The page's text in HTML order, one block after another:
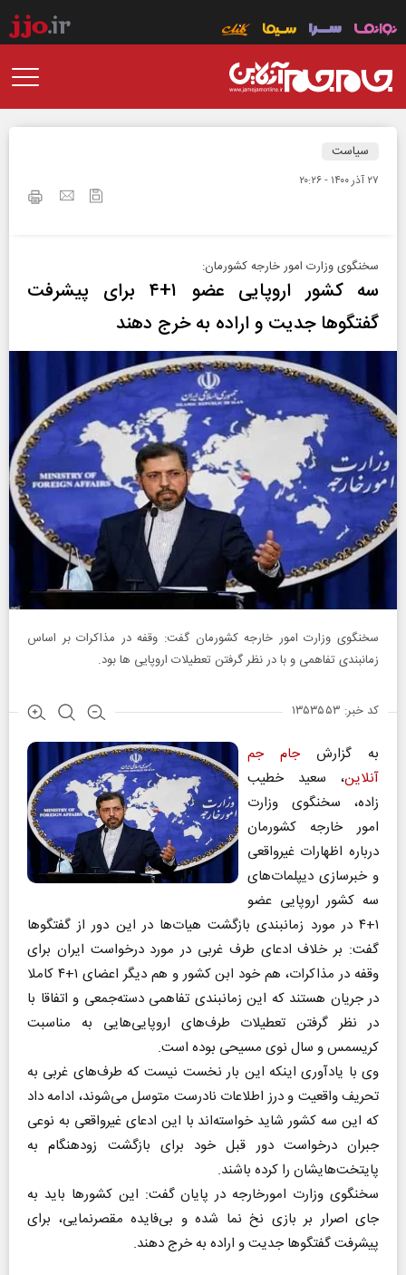
سیاست
۲۷ آذر ۱۴۰۰ - ۲۰:۲۶
سخنگوی وزارت امور خارجه کشورمان:
سه کشور اروپایی عضو ۱+۴ برای پیشرفت
گفتگوها جدیت و اراده به خرج دهند
سخنگوی وزارت امور خارجه کشورمان گفت: وقفه در مذاکرات بر اساس
زمانبندی تفاهمی و با در نظر گرفتن تعطیلات اروپایی‌ ها بود.
کد خبر: ۱۳۵۳۵۵۳
به گزارشجام جم
آنلاین، سعید خطیب‌
زاده، سخنگوی وزارت
امور خارجه کشورمان
درباره اظهارات غیرواقعی
و خبرسازی دیپلمات‌های
سه کشور اروپایی عضو
۱+۴ در مورد زمانبندی بازگشت هیات‌ها در این دور از گفتگوها
گفت: بر خلاف ادعای طرف غربی در مورد درخواست ایران برای
وقفه در مذاکرات، هم خود ابن کشور و هم دیگر اعضای ۱+۴ کاملا
در جریان هستند که این زمانبندی تفاهمی دسته‌جمعی و اتفاقا با
در نظر گرفتن تعطیلات طرف‌های اروپایی‌هایی به مناسبت
کریسمس و سال نوی مسیحی بوده است.
وی با یادآوری اینکه این بار نخست نیست که طرف‌های غربی به
تحریف واقعیت و درز اطلاعات نادرست متوسل می‌شوند، ادامه داد
که این سه کشور شاید خواسته‌اند با این ادعای غیرواقعی به نوعی
جبران درخواست دور قبل خود برای بازگشت زودهنگام به
پایتخت‌هایشان را کرده باشند.
سخنگوی وزارت امورخارجه در پایان گفت: این کشور‌ها باید به
جای اصرار بر بازی نخ‌ نما شده و بی‌فایده مقصرنمایی، برای
پیشرفت گفتگو‌ها جدیت و اراده به خرج دهند.